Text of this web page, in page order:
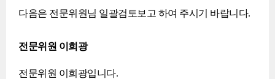
다음은 전문위원님 일괄검토보고 하여 주시기 바랍니다.
전문위원 이희광
전문위원 이희광입니다.